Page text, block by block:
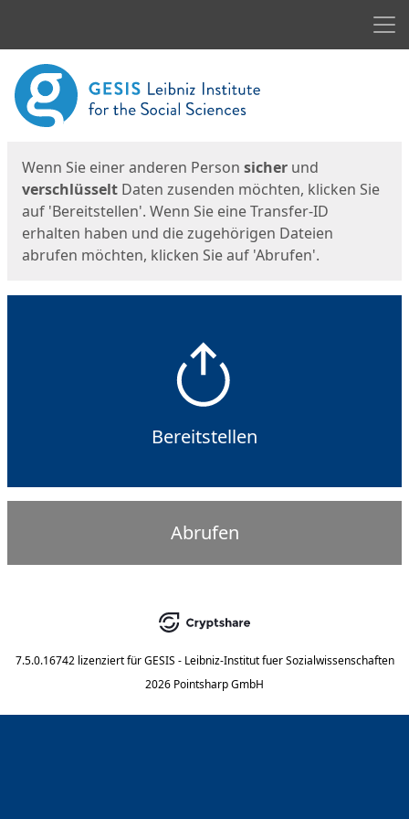
Start
Wenn Sie einer anderen Person sicher und
verschlüsselt Daten zusenden möchten, klicken Sie
auf 'Bereitstellen'. Wenn Sie eine Transfer-ID
erhalten haben und die zugehörigen Dateien
abrufen möchten, klicken Sie auf 'Abrufen'.
Bereitstellen
Abrufen
7.5.0.16742 lizenziert für GESIS - Leibniz-Institut fuer Sozialwissenschaften
2026 Pointsharp GmbH